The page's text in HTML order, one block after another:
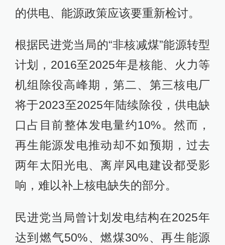
的供电、能源政策应该要重新检讨。
根据民进党当局的“非核减煤”能源转型
计划，2016至2025年是核能、火力等
机组除役高峰期，第二、第三核电厂
将于2023至2025年陆续除役，供电缺
口占目前整体发电量约10%。然而，
再生能源发电推动却不如预期，过去
两年太阳光电、离岸风电建设都受影
响，难以补上核电缺失的部分。
民进党当局曾计划发电结构在2025年
达到燃气50%、燃煤30%、再生能源